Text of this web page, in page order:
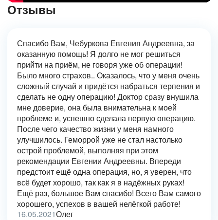
Отзывы
Спасибо Вам, Чебуркова Евгения Андреевна, за
оказанную помощь! Я долго не мог решиться
прийти на приём, не говоря уже об операции!
Было много страхов.. Оказалось, что у меня очень
сложный случай и придётся набраться терпения и
сделать не одну операцию! Доктор сразу внушила
мне доверие, она была внимательна к моей
проблеме и, успешно сделала первую операцию.
После чего качество жизни у меня намного
улучшилось. Геморрой уже не стал настолько
острой проблемой, выполняя при этом
рекомендации Евгении Андреевны. Впереди
предстоит ещё одна операция, но, я уверен, что
всё будет хорошо, так как я в надёжных руках!
Ещё раз, большое Вам спасибо! Всего Вам самого
хорошего, успехов в вашей нелёгкой работе!
16.05.2021Олег